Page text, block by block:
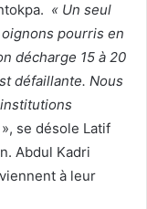
« Un seul
pourris en
décharge 15 à 20
défaillante. Nous
», se désole Latif
Abdul Kadri
à leur